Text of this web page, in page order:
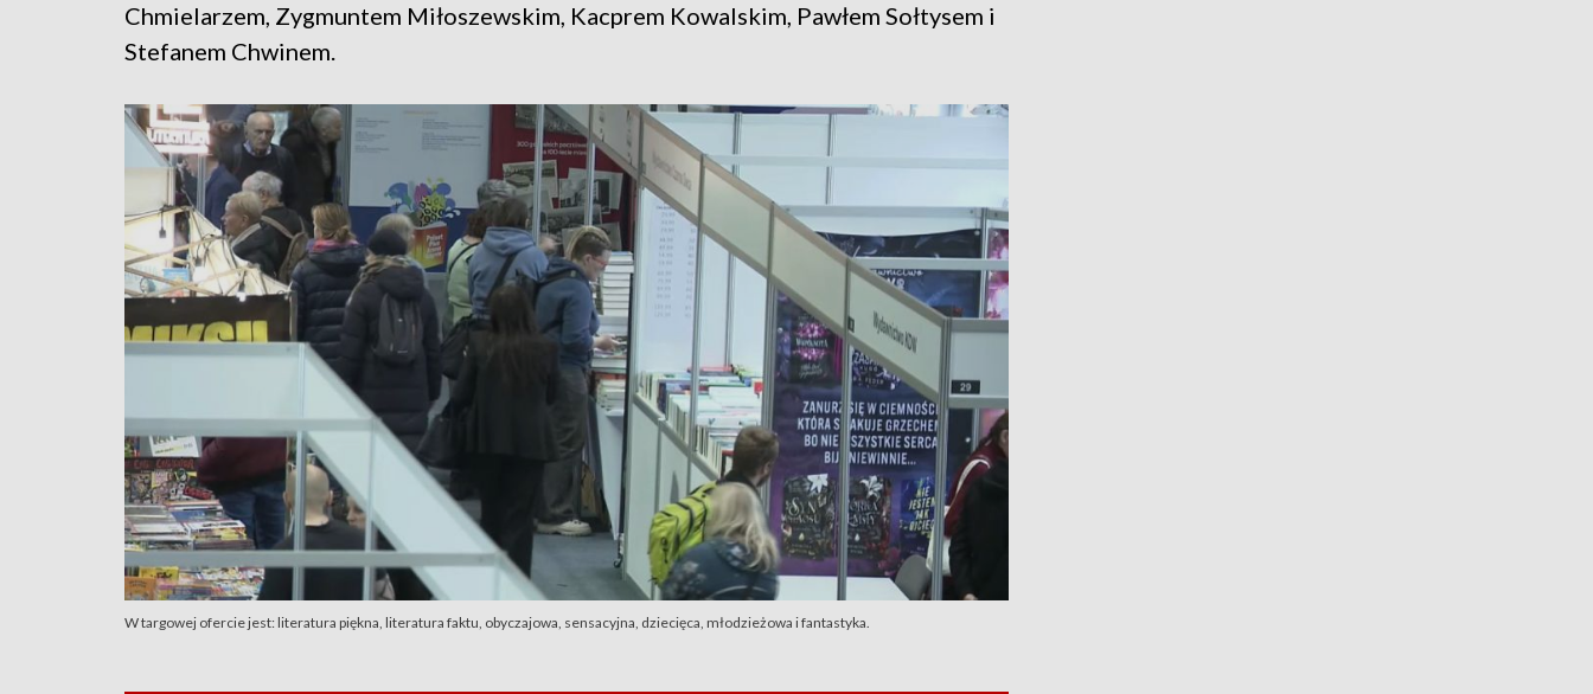
Chmielarzem, Zygmuntem Miłoszewskim, Kacprem Kowalskim, Pawłem Sołtysem i
Stefanem Chwinem.
W targowej ofercie jest: literatura piękna, literatura faktu, obyczajowa, sensacyjna, dziecięca, młodzieżowa i fantastyka.